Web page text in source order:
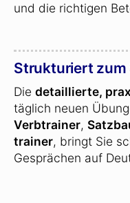
und die richtigen
Strukturiert zum
Die detaillierte,
täglich neuen
Verbtrainer,
trainer, bringt Sie
Gesprächen auf